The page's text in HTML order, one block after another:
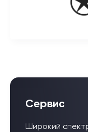
Сервис
Широкий